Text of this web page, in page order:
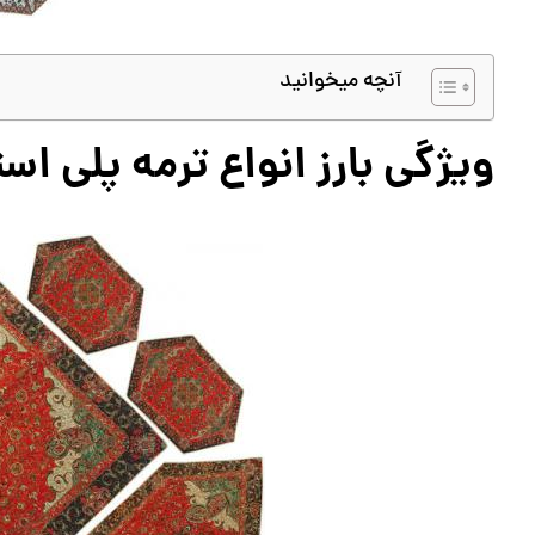
آنچه میخوانید
ویژگی بارز انواع ترمه پلی